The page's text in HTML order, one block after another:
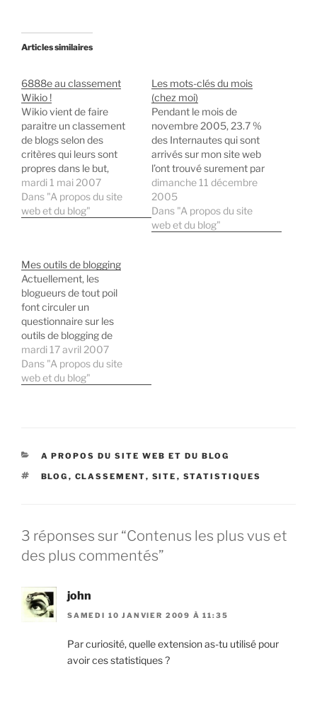
Articles similaires
6888e au classement
Wikio !
Wikio vient de faire
paraitre un classement
de blogs selon des
critères qui leurs sont
propres dans le but,
encore une fois,
d'indiquer le niveau
d'influence des blogs.
est difficile de réellement
mesurer ce genre de…
mardi 1 mai 2007
Dans "A propos du site
web et du blog"
Les mots-clés du mois
(chez moi)
Pendant le mois de
novembre 2005, 23.7 %
des Internautes qui sont
arrivés sur mon site web
l’ont trouvé surement par
hasard suite à une
requête sur un moteur de
recherche. Par contre
près de 48 % s’y
dimanche 11 décembre
2005
Dans "A propos du site
web et du blog"
Mes outils de blogging
Actuellement, les
blogueurs de tout poil
font circuler un
questionnaire sur les
outils de blogging de
chacun. Celui-ci fut lancé
à l'origine par GuiM. Ainsi,
je vais m'en faire l'écho
mardi 17 avril 2007
Dans "A propos du site
web et du blog"
CATÉGORIES
A PROPOS DU SITE WEB ET DU BLOG
ÉTIQUETTES
BLOG , CLASSEMENT, SITE , STATISTIQUES
3 réponses sur “Contenus les plus vus et
des plus commentés”
john
SAMEDI 10 JANVIER 2009 À 11:35
Par curiosité, quelle extension as-tu utilisé pour
avoir ces statistiques ?